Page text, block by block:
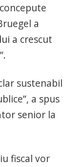
a
a crescut
sustenabil
a spus
senior la
fiscal vor